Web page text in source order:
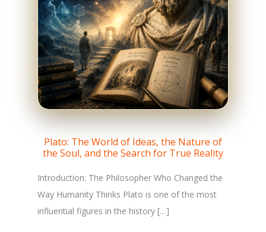
Plato: The World of Ideas, the Nature of
the Soul, and the Search for True Reality
Introduction: The Philosopher Who Changed the
Way Humanity Thinks Plato is one of the most
influential figures in the history […]